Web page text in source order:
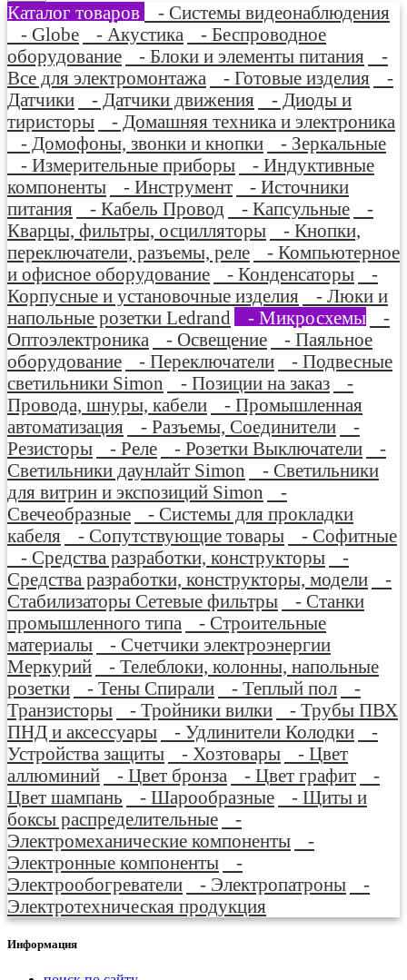
Каталог товаров
- Системы видеонаблюдения
- Globe
- Акустика
- Беспроводное
оборудование
- Блоки и элементы питания
-
Все для электромонтажа
- Готовые изделия
-
Датчики
- Датчики движения
- Диоды и
тиристоры
- Домашняя техника и электроника
- Домофоны, звонки и кнопки
- Зеркальные
- Измерительные приборы
- Индуктивные
компоненты
- Инструмент
- Источники
питания
- Кабель Провод - Капсульные
-
Кварцы, фильтры, осцилляторы
- Кнопки,
переключатели, разъемы, реле
- Компьютерное
и офисное оборудование
- Конденсаторы
-
Корпусные и установочные изделия
- Люки и
напольные розетки Ledrand
- Микросхемы
-
Оптоэлектроника
- Освещение
- Паяльное
оборудование
- Переключатели
- Подвесные
светильники Simon
- Позиции на заказ
-
Провода, шнуры, кабели
- Промышленная
автоматизация
- Разъемы, Соединители
-
Резисторы
- Реле - Розетки Выключатели
-
Светильники даунлайт Simon
- Светильники
для витрин и экспозиций Simon
-
Свечеобразные
- Системы для прокладки
кабеля
- Сопутствующие товары
- Софитные
- Средства разработки, конструкторы
-
Средства разработки, конструкторы, модели
-
Стабилизаторы Сетевые фильтры
- Станки
промышленного типа
- Строительные
материалы
- Счетчики электроэнергии
Меркурий
- Телеблоки, колонны, напольные
розетки
- Тены Спирали - Теплый пол
-
Транзисторы
- Тройники вилки
- Трубы ПВХ
ПНД и аксессуары
- Удлинители Колодки
-
Устройства защиты
- Хозтовары
- Цвет
аллюминий
- Цвет бронза - Цвет графит
-
Цвет шампань
- Шарообразные
- Щиты и
боксы распределительные
-
Электромеханические компоненты
-
Электронные компоненты
-
Электрообогреватели
- Электропатроны
-
Электротехническая продукция
Информация